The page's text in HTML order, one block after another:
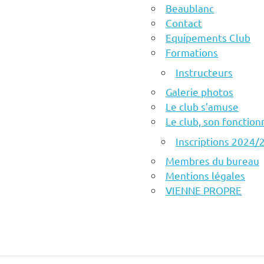
Beaublanc
Contact
Equipements Club
Formations
Instructeurs
Galerie photos
Le club s’amuse
Le club, son
Inscriptions 2024/
Membres du bureau
Mentions légales
VIENNE PROPRE